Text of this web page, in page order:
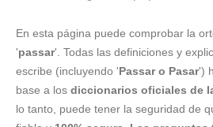
En esta página puede comprobar la
'passar'. Todas las definiciones y
escribe (incluyendo 'Passar o Pasar')
base a los diccionarios oficiales de
lo tanto, puede tener la seguridad de